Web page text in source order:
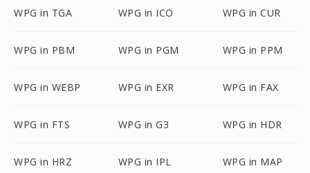
WPG in TGA WPG in ICO WPG in CUR
WPG in PBM WPG in PGM WPG in PPM
WPG in WEBP WPG in EXR WPG in FAX
WPG in FTS WPG in G3 WPG in HDR
WPG in HRZ WPG in IPL WPG in MAP